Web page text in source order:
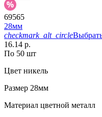
69565
28мм
checkmark_alt_circle
16.14 р.
По 50 шт
Цвет никель
Размер 28мм
Материал цветной металл